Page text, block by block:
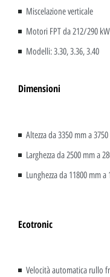
Miscelazione verticale
Motori FPT da 212/290
Modelli: 3.30, 3.36, 3.40
Dimensioni
Altezza da 3350 mm a
Larghezza da 2500 mm a
Lunghezza da 11800 mm a
Ecotronic
Velocità automatica rullo